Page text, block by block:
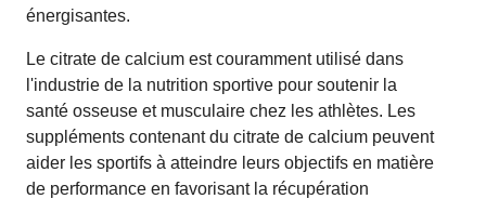
énergisantes.
Le citrate de calcium est couramment utilisé dans
l'industrie de la nutrition sportive pour soutenir la
santé osseuse et musculaire chez les athlètes. Les
suppléments contenant du citrate de calcium peuvent
aider les sportifs à atteindre leurs objectifs en matière
de performance en favorisant la récupération